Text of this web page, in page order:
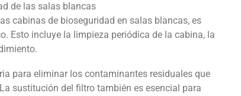
de las salas blancas
cabinas de bioseguridad en salas blancas, es
Esto incluye la limpieza periódica de la cabina, la
para eliminar los contaminantes residuales que
sustitución del filtro también es esencial para